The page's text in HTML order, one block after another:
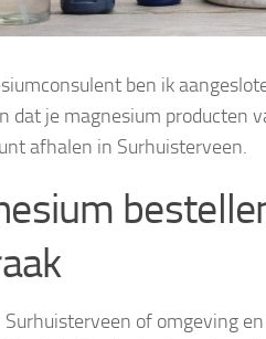
ben ik
dat je magnesium producten
afhalen in Surhuisterveen.
of omgeving